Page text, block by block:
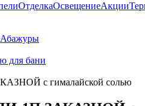
ОтделкаОсвещениеАкции
Абажуры
для бани
с гималайской солью